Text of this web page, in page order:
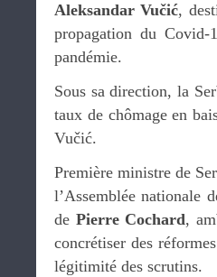
Aleksandar Vučić,
propagation du
pandémie.
Sous sa direction, la
taux de chômage en
Vučić.
Première ministre de
l’Assemblée nationale
de Pierre Cochard,
concrétiser des
légitimité des scrutins.